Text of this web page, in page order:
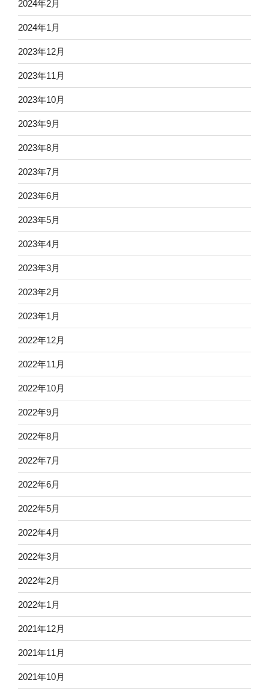
2024年2月
2024年1月
2023年12月
2023年11月
2023年10月
2023年9月
2023年8月
2023年7月
2023年6月
2023年5月
2023年4月
2023年3月
2023年2月
2023年1月
2022年12月
2022年11月
2022年10月
2022年9月
2022年8月
2022年7月
2022年6月
2022年5月
2022年4月
2022年3月
2022年2月
2022年1月
2021年12月
2021年11月
2021年10月